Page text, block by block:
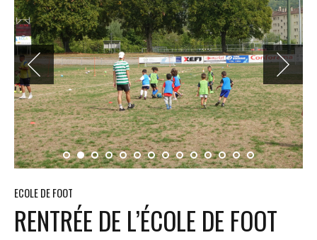
ECOLE DE FOOT
RENTRÉE DE L’ÉCOLE DE FOOT